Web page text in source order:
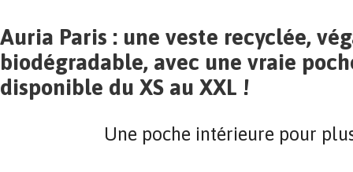
Auria Paris : une veste recyclée,
biodégradable, avec une vraie
disponible du XS au XXL !
Une poche intérieure pour